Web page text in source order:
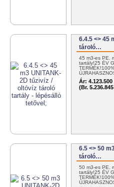
6.4.5 <> 45
tároló…
45 m3-es PE.
tartály!25 ÉV
Ár:
(Br.
6.5 <> 50
tároló…
50 m3-es PE.
tartály!25 ÉV